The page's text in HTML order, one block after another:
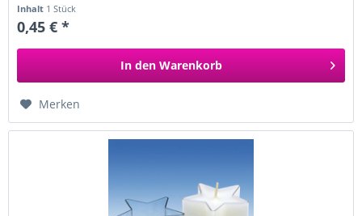
Inhalt 1 Stück
0,45 € *
In den Warenkorb
Merken